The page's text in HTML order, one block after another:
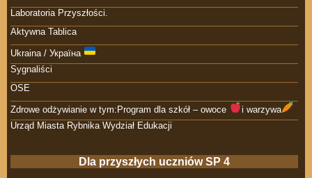
Laboratoria Przyszłości.
Aktywna Tablica
Ukraina / Україна
Sygnaliści
OSE
Zdrowe odżywianie w tym:Program dla szkół – owoce
i warzywa
Urząd Miasta Rybnika Wydział Edukacji
Dla przyszłych uczniów SP 4